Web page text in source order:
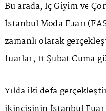
Bu arada, İç Giyim ve
İstanbul Moda Fuarı
zamanlı olarak
fuarlar, 11 Şubat Cuma
Yılda iki defa